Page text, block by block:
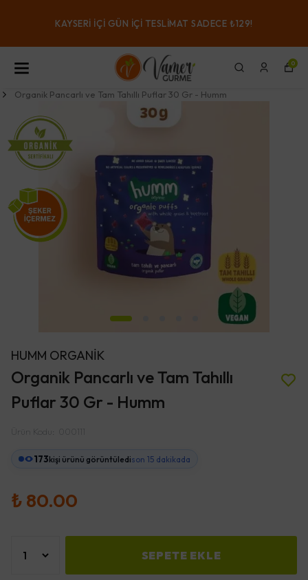
KAYSERI IÇI GÜN IÇI TESLIMAT SADECE ₺129!
0
Organik Pancarlı ve Tam Tahıllı Puflar 30 Gr - Humm
HUMM ORGANİK
Organik Pancarlı ve Tam Tahıllı
Puflar 30 Gr - Humm
Ürün Kodu : 000111
173kişi ürünü görüntüledison 15 dakikada
₺ 80.00
SEPETE EKLE